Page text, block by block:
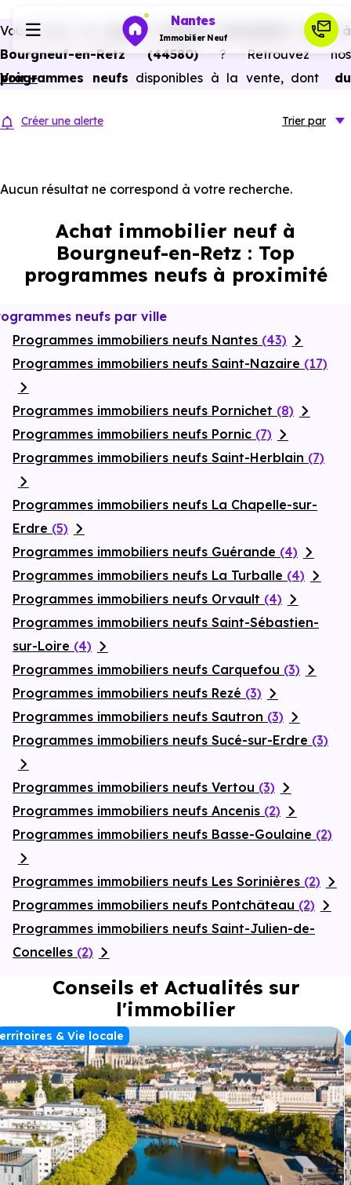
Nantes
Immobilier Neuf
Investir
Actualités
Financer
Vous avez un
projet d’achat immobilier neuf à
Bourgneuf-en-Retz (44580)? Retrouvez nos
programmes neufs disponibles à la vente, dont
du
frais d’agence.
à Bourgneuf-en-Retz (44580), vous pouvez aussi
dans certains cas, frais de notaire réduits, bonnes
performances énergétiques, garanties constructeur, etc.
Voir +
Créer une alerte Trier par
Aucun résultat ne correspond à votre recherche.
Achat immobilier neuf à
Bourgneuf-en-Retz : Top
programmes neufs à proximité
neufs par ville
Programmes immobiliers neufs Nantes (43)
Programmes immobiliers neufs Saint-Nazaire (17)
Programmes immobiliers neufs Pornichet (8)
Programmes immobiliers neufs Pornic (7)
Programmes immobiliers neufs Saint-Herblain (7)
Programmes immobiliers neufs La Chapelle-sur-
Erdre (5)
Programmes immobiliers neufs Guérande (4)
Programmes immobiliers neufs La Turballe (4)
Programmes immobiliers neufs Orvault (4)
Programmes immobiliers neufs Saint-Sébastien-
sur-Loire (4)
Programmes immobiliers neufs Carquefou (3)
Programmes immobiliers neufs Rezé (3)
Programmes immobiliers neufs Sautron (3)
Programmes immobiliers neufs Sucé-sur-Erdre (3)
Programmes immobiliers neufs Vertou (3)
Programmes immobiliers neufs Ancenis (2)
Programmes immobiliers neufs Basse-Goulaine (2)
Programmes immobiliers neufs Les Sorinières (2)
Programmes immobiliers neufs Pontchâteau (2)
Programmes immobiliers neufs Saint-Julien-de-
Concelles (2)
Conseils et Actualités sur
l'immobilier
& Vie locale